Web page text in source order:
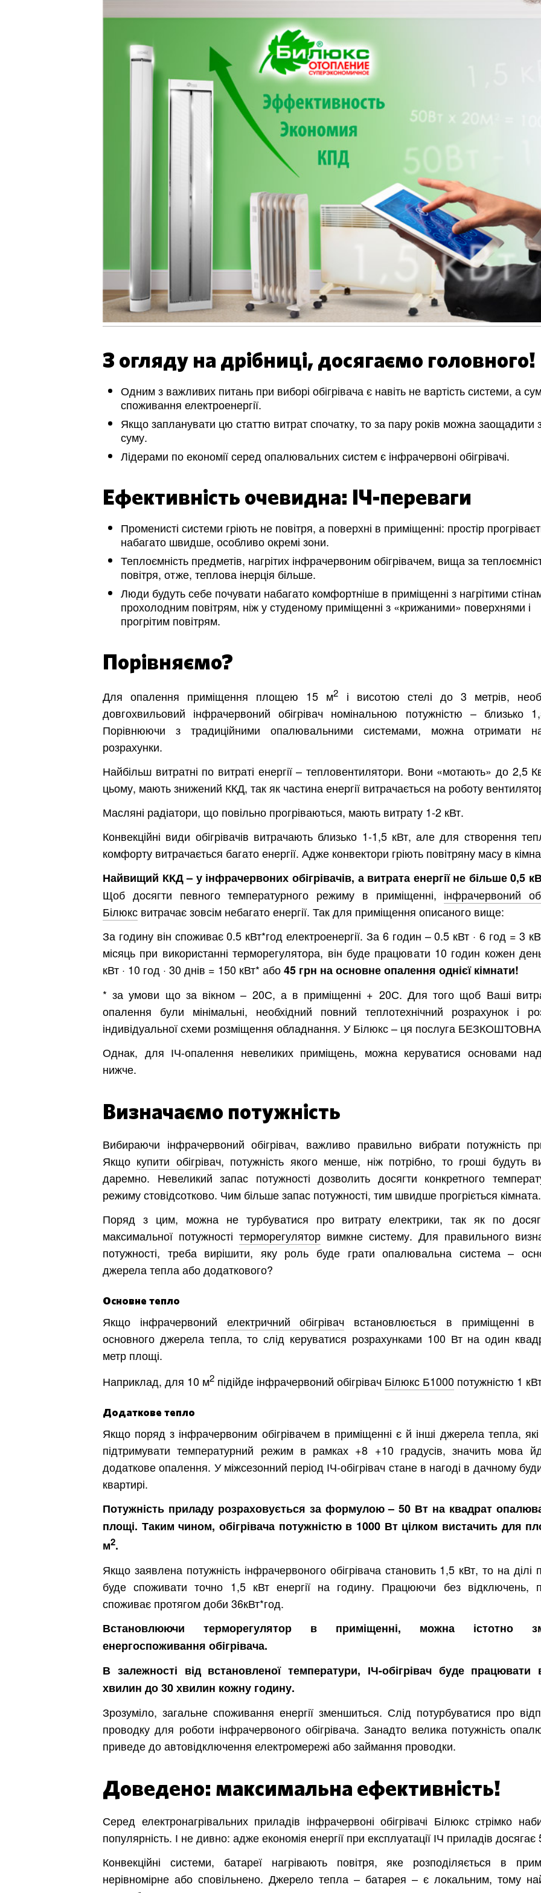
З огляду на дрібниці, досягаємо головного!
Одним з важливих питань при виборі обігрівача є навіть не вартість системи, а
споживання електроенергії.
Якщо запланувати цю статтю витрат спочатку, то за пару років можна заощадити
суму.
Лідерами по економії серед опалювальних систем є інфрачервоні обігрівачі.
Ефективність очевидна: ІЧ-переваги
Променисті системи гріють не повітря, а поверхні в приміщенні: простір
набагато швидше, особливо окремі зони.
Теплоємність предметів, нагрітих інфрачервоним обігрівачем, вища за
повітря, отже, теплова інерція більше.
Люди будуть себе почувати набагато комфортніше в приміщенні з нагрітими
прохолодним повітрям, ніж у студеному приміщенні з «крижаними» поверхнями і
прогрітим повітрям.
Порівняємо?
Для опалення приміщення площею 15 м2
і висотою стелі до 3 метрів,
довгохвильовий інфрачервоний обігрівач номінальною потужністю – близько
Порівнюючи з традиційними опалювальними системами, можна отримати
розрахунки.
Найбільш витратні по витраті енергії – тепловентилятори. Вони «мотають» до 2,5
цьому, мають знижений ККД, так як частина енергії витрачається на роботу
Масляні радіатори, що повільно прогріваються, мають витрату 1-2 кВт.
Конвекційні види обігрівачів витрачають близько 1-1,5 кВт, але для створення
комфорту витрачається багато енергії. Адже конвектори гріють повітряну масу в
Найвищий ККД – у інфрачервоних обігрівачів, а витрата енергії не більше 0,5
Щоб досягти певного температурного режиму в приміщенні, інфрачервоний
Білюкс витрачає зовсім небагато енергії. Так для приміщення описаного вище:
За годину він споживає 0.5 кВт*год електроенергії. За 6 годин – 0.5 кВт · 6 год = 3
місяць при використанні терморегулятора, він буде працювати 10 годин кожен
кВт · 10 год · 30 днів = 150 кВт* або45 грн на основне опалення однієї кімнати!
* за умови що за вікном – 20С, а в приміщенні + 20С. Для того щоб Ваші
опалення були мінімальні, необхідний повний теплотехнічний розрахунок і
індивідуальної схеми розміщення обладнання. У Білюкс – ця послуга
Однак, для ІЧ-опалення невеликих приміщень, можна керуватися основами
нижче.
Визначаємо потужність
Вибираючи інфрачервоний обігрівач, важливо правильно вибрати потужність
Якщо купити обігрівач, потужність якого менше, ніж потрібно, то гроші будуть
даремно. Невеликий запас потужності дозволить досягти конкретного
режиму стовідсотково. Чим більше запас потужності, тим швидше прогріється кімната.
Поряд з цим, можна не турбуватися про витрату електрики, так як по
максимальної потужності терморегулятор вимкне систему. Для правильного
потужності, треба вирішити, яку роль буде грати опалювальна система –
джерела тепла або додаткового?
Основне тепло
Якщо інфрачервоний електричний обігрівач встановлюється в приміщенні в
основного джерела тепла, то слід керуватися розрахунками 100 Вт на один
метр площі.
Наприклад, для 10 м2 підійде інфрачервоний обігрівач Білюкс Б1000 потужністю 1
Додаткове тепло
Якщо поряд з інфрачервоним обігрівачем в приміщенні є й інші джерела тепла, які
підтримувати температурний режим в рамках +8 +10 градусів, значить мова
додаткове опалення. У міжсезонний період ІЧ-обігрівач стане в нагоді в дачному
квартирі.
Потужність приладу розраховується за формулою – 50 Вт на квадрат
площі. Таким чином, обігрівача потужністю в 1000 Вт цілком вистачить для
м2.
Якщо заявлена потужність інфрачервоного обігрівача становить 1,5 кВт, то на ділі
буде споживати точно 1,5 кВт енергії на годину. Працюючи без відключень,
споживає протягом доби 36кВт*год.
Встановлюючи терморегулятор в приміщенні, можна істотно
енергоспоживання обігрівача.
В залежності від встановленої температури, ІЧ-обігрівач буде працювати
хвилин до 30 хвилин кожну годину.
Зрозуміло, загальне споживання енергії зменшиться. Слід потурбуватися про
проводку для роботи інфрачервоного обігрівача. Занадто велика потужність
приведе до автовідключення електромережі або займання проводки.
Доведено: максимальна ефективність!
Серед електронагрівальних приладів інфрачервоні обігрівачі Білюкс стрімко
популярність. І не дивно: адже економія енергії при експлуатації ІЧ приладів досягає
Конвекційні системи, батареї нагрівають повітря, яке розподіляється в
нерівномірне або сповільнено. Джерело тепла – батарея – є локальним, тому
Київ Харків
Одесса
Дніпро
Івано-Франківськ
Львів
Область